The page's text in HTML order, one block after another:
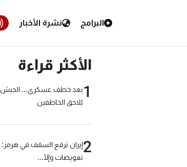
البرامج نشرة الأخبار
الأكثر قراءة
1بعد خطف عسكري... الجيش
يُلاحق الخاطفين
2إيران ترفع السقف في هرمز:
تعويضات وإلّا...